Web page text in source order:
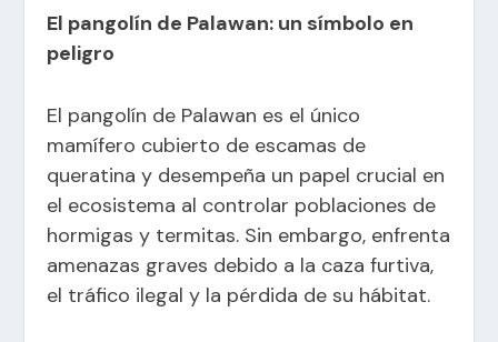
El pangolín de Palawan: un símbolo en
peligro
El pangolín de Palawan es el único
mamífero cubierto de escamas de
queratina y desempeña un papel crucial en
el ecosistema al controlar poblaciones de
hormigas y termitas. Sin embargo, enfrenta
amenazas graves debido a la caza furtiva,
el tráfico ilegal y la pérdida de su hábitat.